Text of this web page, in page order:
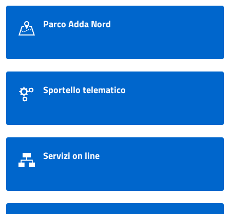
Parco Adda Nord
Sportello telematico
Servizi on line